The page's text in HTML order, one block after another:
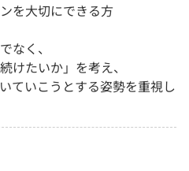
を大切にできる方
なく、
けたいか」を考え、
ていこうとする姿勢を重視し